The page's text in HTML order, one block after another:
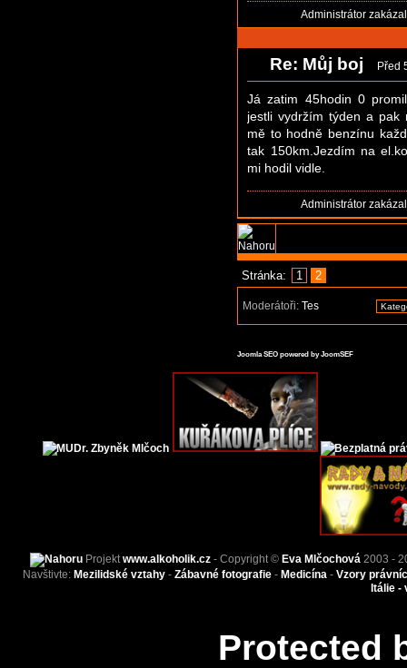
Administrátor
Re: Můj boj Před
Já zatim 45hodin 0
jestli vydržím týden a pak
mě to hodně benzínu
tak 150km.Jezdím na
mi hodil vidle.
Administrátor
Stránka: 1 2
Moderátoři:Tes
Joomla SEO powered by JoomSEF
Projektwww.alkoholik.cz - Copyright © Eva Mlčochová 2003 -
Navštivte: Mezilidské vztahy - Zábavné fotografie - Medicína - Vzory
Itálie -
Protected